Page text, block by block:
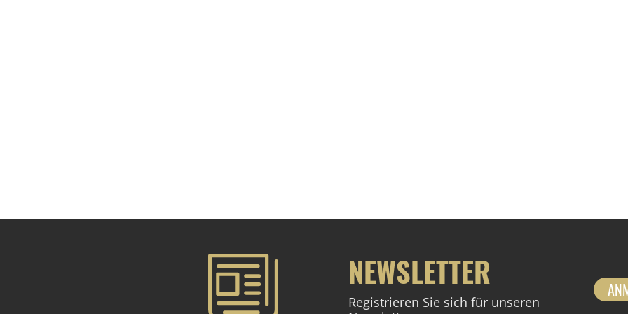
NEWSLETTER
Registrieren Sie sich für unseren